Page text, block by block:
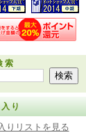
索
り
りリストを見る